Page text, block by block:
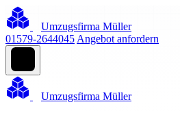
Umzugsfirma Müller
01579-2644045 Angebot anfordern
Umzugsfirma Müller